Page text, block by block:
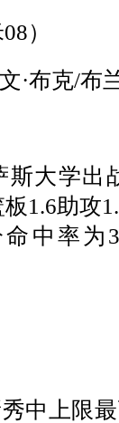
）
·布克/布
斯大学出
1.6助攻
中率为
中上限